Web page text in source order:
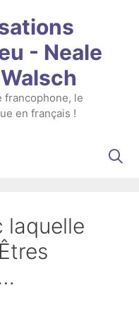
- Neale
francophone, le
en français !
laquelle